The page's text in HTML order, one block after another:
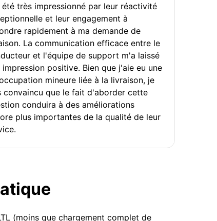
très impressionné par leur réactivité
et leur engagement à
rapidement à ma demande de
La communication efficace entre le
et l'équipe de support m'a laissé
impression positive. Bien que j'aie eu une
mineure liée à la livraison, je
convaincu que le fait d'aborder cette
conduira à des améliorations
plus importantes de la qualité de leur
(moins que chargement complet de